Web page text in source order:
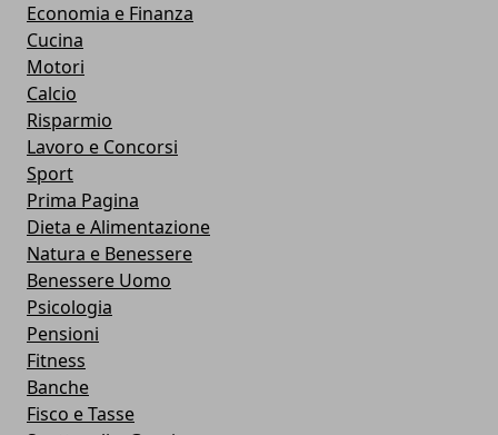
Economia e Finanza
Cucina
Motori
Calcio
Risparmio
Lavoro e Concorsi
Sport
Prima Pagina
Dieta e Alimentazione
Natura e Benessere
Benessere Uomo
Psicologia
Pensioni
Fitness
Banche
Fisco e Tasse